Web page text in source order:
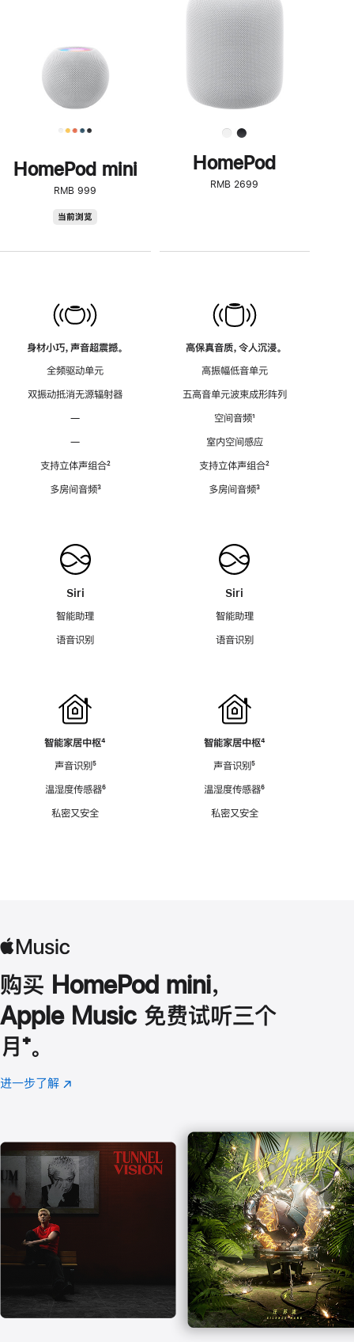
HomePod mini
RMB 999
当前浏览
身材小巧，声音超震撼。
全频驱动单元
双振动抵消无源辐射器
—
—
支持立体声组合脚
²
多房间音频脚
³
Siri
智能助理
语音识别
智能家居中枢脚
⁴
声音识别脚
⁵
温湿度传感器脚
⁶
私密又安全
了
解
HomePod<
HomePod
RMB 2699
高保真音质，令人沉浸。
高振幅低音单元
五高音单元波束成形阵列
空间音频脚
¹
室内空间感应
支持立体声组合脚
²
多房间音频脚
³
Siri
智能助理
语音识别
智能家居中枢脚
⁴
声音识别脚
⁵
温湿度传感器脚
⁶
私密又安全
购买 HomePod mini，
Apple Music 免费试听三个
月 脚
注
⁺。
进一步了解 Apple
(在
口
中
打
开)